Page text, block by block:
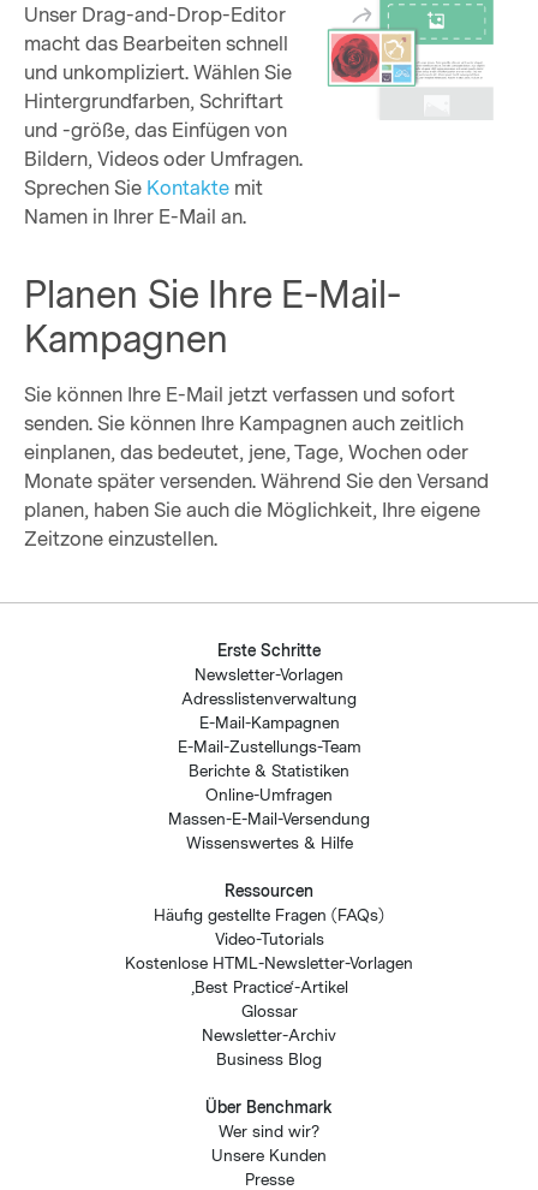
Unser Drag-and-Drop-Editor
macht das Bearbeiten schnell
und unkompliziert. Wählen Sie
Hintergrundfarben, Schriftart
und -größe, das Einfügen von
Bildern, Videos oder Umfragen.
Sprechen Sie Kontakte mit
Namen in Ihrer E-Mail an.
Planen Sie Ihre E-Mail-
Kampagnen
Sie können Ihre E-Mail jetzt verfassen und sofort
senden. Sie können Ihre Kampagnen auch zeitlich
einplanen, das bedeutet, jene, Tage, Wochen oder
Monate später versenden. Während Sie den Versand
planen, haben Sie auch die Möglichkeit, Ihre eigene
Zeitzone einzustellen.
Erste Schritte
Newsletter-Vorlagen
Adresslistenverwaltung
E-Mail-Kampagnen
E-Mail-Zustellungs-Team
Berichte & Statistiken
Online-Umfragen
Massen-E-Mail-Versendung
Wissenswertes & Hilfe
Ressourcen
Häufig gestellte Fragen (FAQs)
Video-Tutorials
Kostenlose HTML-Newsletter-Vorlagen
,Best Practice‘-Artikel
Glossar
Newsletter-Archiv
Business Blog
Über Benchmark
Wer sind wir?
Unsere Kunden
Presse